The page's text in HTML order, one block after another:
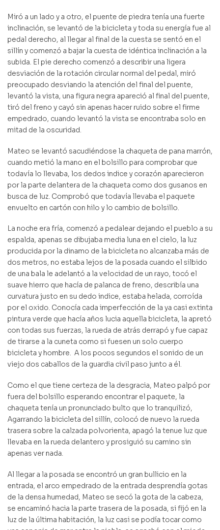
Miró a un lado y a otro, el puente de piedra tenía una fuerte
inclinación, se levantó de la bicicleta y toda su energía fue al
pedal derecho, al llegar al final de la cuesta se sentó en el
sillín y comenzó a bajar la cuesta de idéntica inclinación a la
subida. El pie derecho comenzó a describir una ligera
desviación de la rotación circular normal del pedal, miró
preocupado desviando la atención del final del puente,
levantó la vista, una figura negra apareció al final del puente,
tiró del freno y cayó sin apenas hacer ruido sobre el firme
empedrado, cuando levantó la vista se encontraba solo en
mitad de la oscuridad.
Mateo se levantó sacudiéndose la chaqueta de pana marrón,
cuando metió la mano en el bolsillo para comprobar que
todavía lo llevaba, los dedos indice y corazón aparecieron
por la parte delantera de la chaqueta como dos gusanos en
busca de luz. Comprobó que todavía llevaba el paquete
envuelto en cartón con hilo y lo cambio de bolsillo.
La noche era fría, comenzó a pedalear dejando el pueblo a su
espalda, apenas se dibujaba media luna en el cielo, la luz
producida por la dinamo de la bicicleta no alcanzaba más de
dos metros, no estaba lejos de la posada cuando el silbido
de una bala le adelantó a la velocidad de un rayo, tocó el
suave hierro que hacía de palanca de freno, describía una
curvatura justo en su dedo indice, estaba helada, corroída
por el oxido. Conocía cada imperfección de la ya casi extinta
pintura verde que hacía años lucia aquella bicicleta, la apretó
con todas sus fuerzas, la rueda de atrás derrapó y fue capaz
de tirarse a la cuneta como si fuesen un solo cuerpo
bicicleta y hombre. A los pocos segundos el sonido de un
viejo dos caballos de la guardia civil paso junto a él.
Como el que tiene certeza de la desgracia, Mateo palpó por
fuera del bolsillo esperando encontrar el paquete, la
chaqueta tenía un pronunciado bulto que lo tranquilizó,
Agarrando la bicicleta del sillín, colocó de nuevo la rueda
trasera sobre la calzada polvorienta, apagó la tenue luz que
llevaba en la rueda delantero y prosiguió su camino sin
apenas ver nada.
Al llegar a la posada se encontró un gran bullicio en la
entrada, el arco empedrado de la entrada desprendía gotas
de la densa humedad, Mateo se secó la gota de la cabeza,
se encaminó hacia la parte trasera de la posada, si fijó en la
luz de la última habitación, la luz casi se podía tocar como